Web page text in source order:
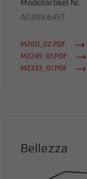
Modellartikel Nr.
AD398.645T
M2611_02.PDF
MZ249_01.PDF
MZ333_01.PDF
Bellezza